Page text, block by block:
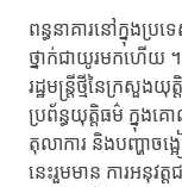
ពន្ធនាគារ​នៅក្នុង​ប្រ
ថ្នាក់​ជាយូរមកហើយ ។​
រដ្ឋមន្រ្តីថ្មីនៃ​ក្រសួង
ប្រព័ន្ធយុត្តិធម៌​ ក្នុ
តុលាការ​ និង​បញ្ហាចង្អ
នេះ​រួមមាន​ ការអនុវ